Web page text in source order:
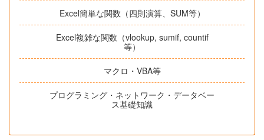
Excel簡単な関数（四則演算、SUM等）
Excel複雑な関数（vlookup, sumif, countif
等）
マクロ・VBA等
プログラミング・ネットワーク・データベー
ス基礎知識